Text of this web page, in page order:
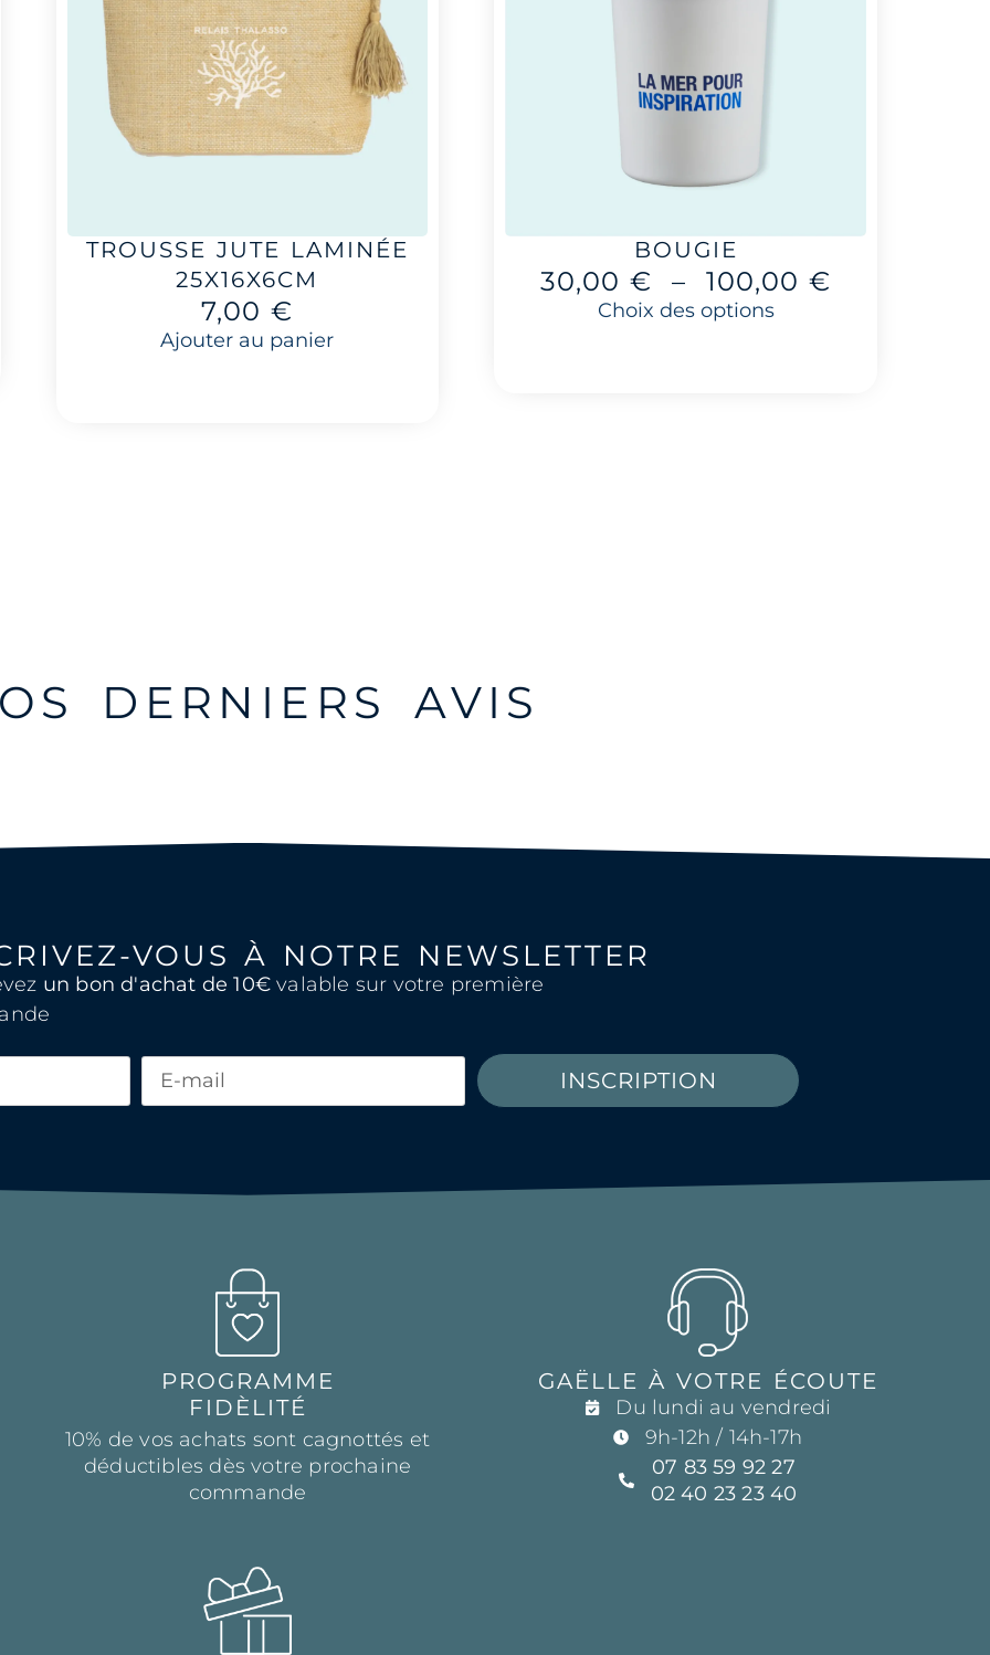
TROUSSE JUTE LAMINÉE
25X16X6CM
7,00€
Ajouter au panier
BOUGIE
30,00€ – 100,00€
Choix des options
DERNIERS AVIS
VOUS À NOTRE NEWSLETTER
un bon d'achat de 10€valable sur votre première
INSCRIPTION
PROGRAMME
FIDÈLITÉ
10% de vos achats sont cagnottés et
déductibles dès votre prochaine
commande
GAËLLE À VOTRE ÉCOUTE
Du lundi au vendredi
9h-12h / 14h-17h
07 83 59 92 27
02 40 23 23 40